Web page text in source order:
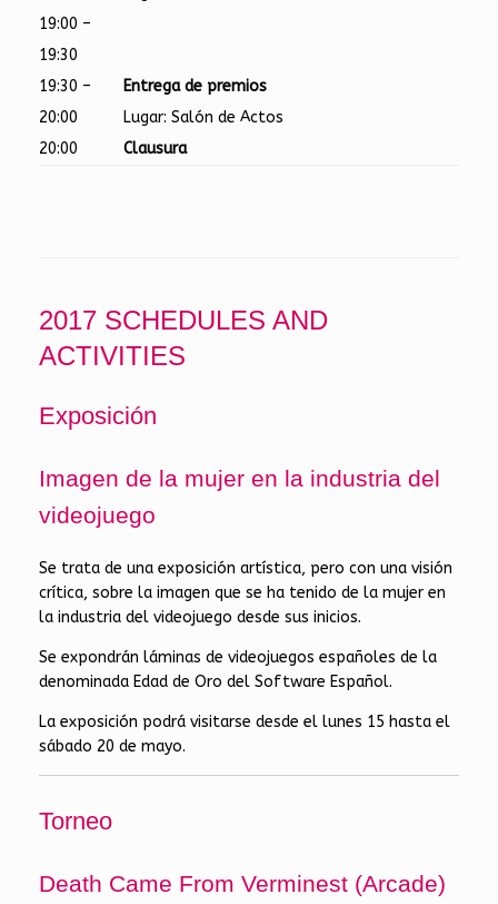
19:00 –
19:30
19:30 –
20:00
Entrega de premios
Lugar: Salón de Actos
20:00
Clausura
2017 SCHEDULES AND
ACTIVITIES
Exposición
Imagen de la mujer en la industria del
videojuego
Se trata de una exposición artística, pero con una visión
crítica, sobre la imagen que se ha tenido de la mujer en
la industria del videojuego desde sus inicios.
Se expondrán láminas de videojuegos españoles de la
denominada Edad de Oro del Software Español.
La exposición podrá visitarse desde el lunes 15 hasta el
sábado 20 de mayo.
Torneo
Death Came From Verminest (Arcade)